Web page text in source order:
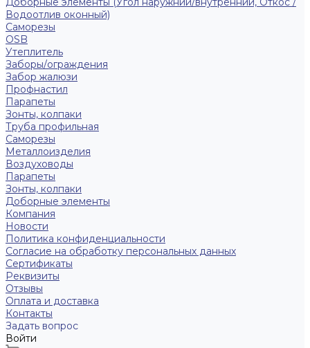
Водоотлив оконный)
Саморезы
OSB
Утеплитель
Заборы/ограждения
Забор жалюзи
Профнастил
Парапеты
Зонты, колпаки
Труба профильная
Саморезы
Металлоизделия
Воздуховоды
Парапеты
Зонты, колпаки
Доборные элементы
Компания
Новости
Политика конфиденциальности
Согласие на обработку персональных данных
Сертификаты
Реквизиты
Отзывы
Оплата и доставка
Контакты
Задать вопрос
Войти